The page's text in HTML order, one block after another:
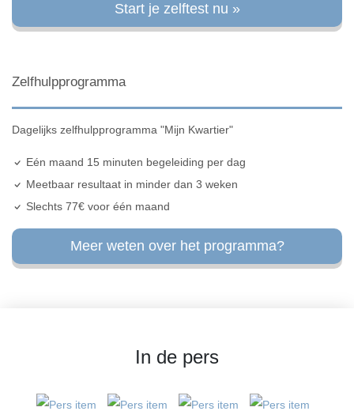
Start je zelftest nu »
Zelfhulpprogramma
Dagelijks zelfhulpprogramma "Mijn Kwartier"
Eén maand 15 minuten begeleiding per dag
Meetbaar resultaat in minder dan 3 weken
Slechts 77€ voor één maand
Meer weten over het programma?
In de pers